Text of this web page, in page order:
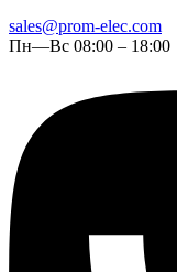
sales@prom-elec.com
Пн—Вс 08:00 – 18:00